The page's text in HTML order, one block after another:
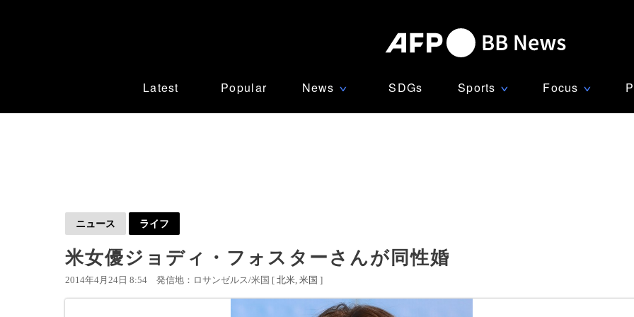
Latest Popular News ∨ SDGs Sports ∨ Focus ∨
ニュース ライフ
米女優ジョディ・フォスターさんが同性婚
2014年4月24日 8:54 発信地：ロサンゼルス/米国 [ 北米 米国 ]